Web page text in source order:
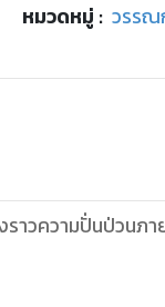
หมวดหมู่ : วรรณ
าวความปั่นป่วนภ